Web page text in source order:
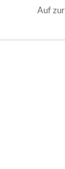
Auf